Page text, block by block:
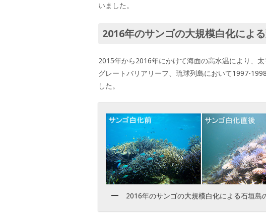
いました。
2016年のサンゴの大規模白化によ
2015年から2016年にかけて海面の高水温により、
グレートバリアリーフ、琉球列島において1997-
した。
2016年のサンゴの大規模白化による石垣島